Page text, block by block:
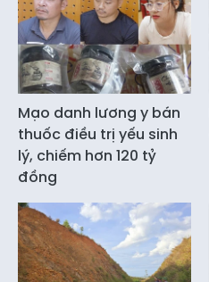
Mạo danh lương y bán
thuốc điều trị yếu sinh
lý, chiếm hơn 120 tỷ
đồng